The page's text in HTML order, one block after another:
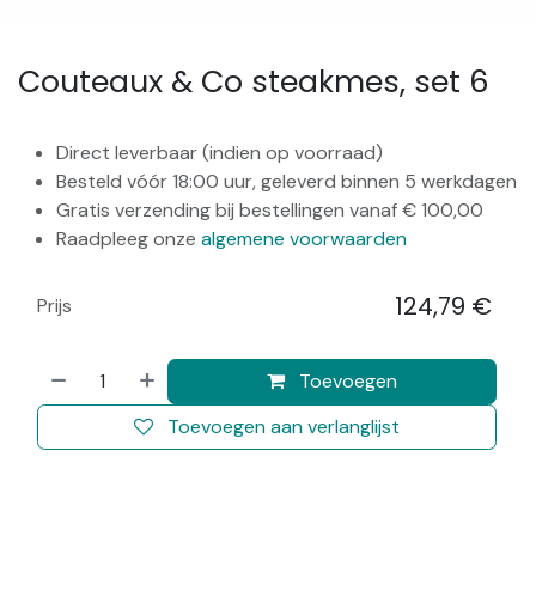
Couteaux & Co steakmes, set 6
Direct leverbaar (indien op voorraad)
Besteld vóór 18:00 uur, geleverd binnen 5 werkdagen
Gratis verzending bij bestellingen vanaf € 100,00
Raadpleeg onze algemene voorwaarden
Toevoegen
Toevoegen aan verlanglijst
Prijs 124,79 €